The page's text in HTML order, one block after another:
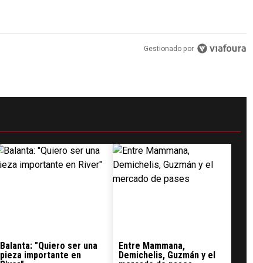
Gestionado por
Balanta: "Quiero ser una
pieza importante en
Entre Mammana,
Demichelis, Guzmán y el